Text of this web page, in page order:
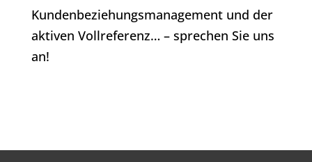
Kundenbeziehungsmanagement und der
aktiven Vollreferenz… – sprechen Sie uns
an!